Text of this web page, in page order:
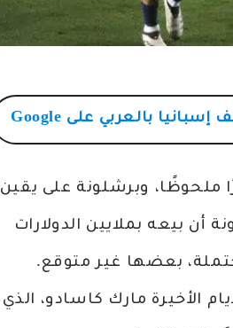
إسبانيا بالعربي على Google
ملحوظًا، وبرشلونة على يقين
أن بيعه بملايين الدولارات
بعضها غير متوقع.
الأخيرة مارك كاسادو، الذي